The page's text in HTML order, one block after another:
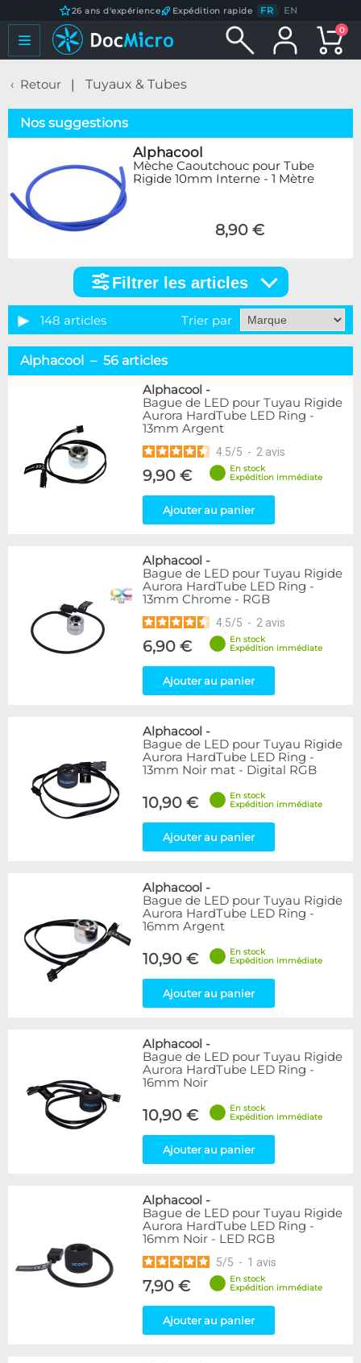
26 ans d'expérience Expédition rapide FR / EN
0
Retour Tuyaux & Tubes
Nos suggestions
Alphacool
Mèche Caoutchouc pour Tube
Rigide 10mm Interne - 1 Mètre
8,90 €
articles
Catégorie
Tuyaux souples
37
Accessoires pour tuyaux
59
Marque
Alphacool
56
DocMicro
27
17
2
15
3
Mayhems
12
Monsoon
3
Tygon
XSPC
7
9
15
Plexi
5
Rouge
Transparent
40
Vert
Disponibilité / Promotions
Articles en promotions
Appliquer
Filtrer les articles
148 articles Trier par
Alphacool – 56 articles
Alphacool -
Bague de LED pour Tuyau Rigide
Aurora HardTube LED Ring -
13mm Argent
4.5/5 - 2 avis
9,90 €
En stock
Expédition immédiate
Ajouter au panier
Alphacool -
Bague de LED pour Tuyau Rigide
Aurora HardTube LED Ring -
13mm Chrome - RGB
4.5/5 - 2 avis
6,90 €
En stock
Expédition immédiate
Ajouter au panier
Alphacool -
Bague de LED pour Tuyau Rigide
Aurora HardTube LED Ring -
13mm Noir mat - Digital RGB
10,90 €
En stock
Expédition immédiate
Ajouter au panier
Alphacool -
Bague de LED pour Tuyau Rigide
Aurora HardTube LED Ring -
16mm Argent
10,90 €
En stock
Expédition immédiate
Ajouter au panier
Alphacool -
Bague de LED pour Tuyau Rigide
Aurora HardTube LED Ring -
16mm Noir
10,90 €
En stock
Expédition immédiate
Ajouter au panier
Alphacool -
Bague de LED pour Tuyau Rigide
Aurora HardTube LED Ring -
16mm Noir - LED RGB
5/5 - 1 avis
7,90 €
En stock
Expédition immédiate
Ajouter au panier